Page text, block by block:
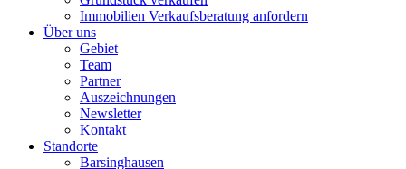
Immobilien Verkaufsberatung anfordern
Über uns
Gebiet
Team
Partner
Auszeichnungen
Newsletter
Kontakt
Standorte
Barsinghausen